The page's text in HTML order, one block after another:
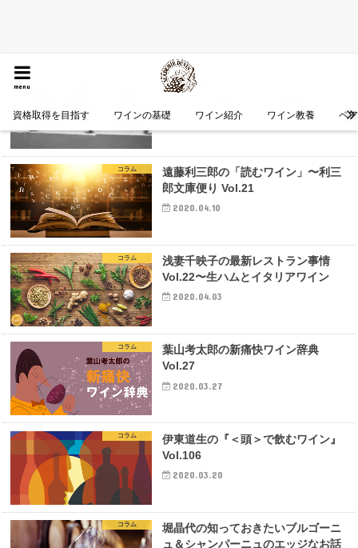
menu
資格取得を目指す ワインの基礎 ワイン紹介 ワイン教養 ペ
世界を変えたワイン・テイスティン
2020.04.11
コラム
遠藤利三郎の「読むワイン」〜利三
郎文庫便り Vol.21
2020.04.10
コラム
浅妻千映子の最新レストラン事情
Vol.22〜生ハムとイタリアワイン
2020.04.03
コラム
葉山考太郎の新痛快ワイン辞典
Vol.27
2020.03.27
コラム
伊東道生の『＜頭＞で飲むワイン』
Vol.106
2020.03.20
コラム
堀晶代の知っておきたいブルゴーニ
ュ＆シャンパーニュのエッジなお話